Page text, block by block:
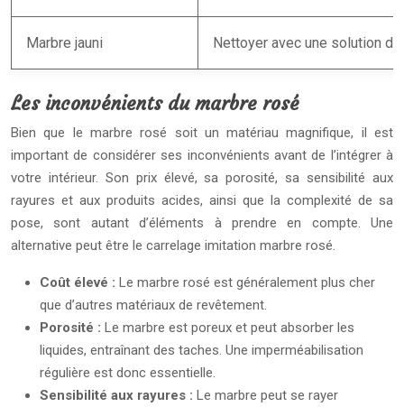
Marbre jauni Nettoyer avec une solution
Les inconvénients du marbre rosé
Bien que le marbre rosé soit un matériau magnifique, il est
important de considérer ses inconvénients avant de l’intégrer à
votre intérieur. Son prix élevé, sa porosité, sa sensibilité aux
rayures et aux produits acides, ainsi que la complexité de sa
pose, sont autant d’éléments à prendre en compte. Une
alternative peut être le carrelage imitation marbre rosé.
Coût élevé : Le marbre rosé est généralement plus cher
que d’autres matériaux de revêtement.
Porosité : Le marbre est poreux et peut absorber les
liquides, entraînant des taches. Une imperméabilisation
régulière est donc essentielle.
Sensibilité aux rayures : Le marbre peut se rayer